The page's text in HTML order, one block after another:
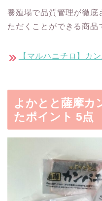
養殖場で品質管理が徹底
ただくことができる商品
【マルハニチロ】カ
よかとと薩摩カ
たポイント 5点